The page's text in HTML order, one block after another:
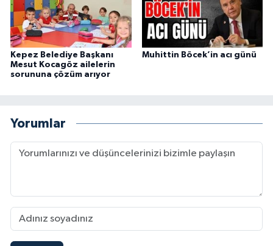
Kepez Belediye Başkanı
Mesut Kocagöz ailelerin
sorununa çözüm arıyor
Muhittin Böcek’in acı günü
Yorumlar